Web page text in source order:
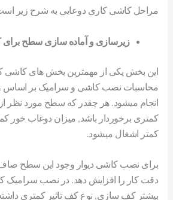
مراحل کاشی کاری دوعابی به شرح زیر
زیرسازی و آماده سازی سطح
این بخش یکی از مهمترین بخش های کاشی
محاسبات نصب کاشی و سرامیک بر
انجام میشود. هر چقدر که سطح مورد نظر
کمتری برخوردار باشد, میزان دوغاب خور
کمتر اشغال میشود.
برای نصب کاشی دیوار وجود این سطح
دقت کار را افزایش دهد. در نصب
بیشتر کف سازی, نوع کف تاثیر کمتری